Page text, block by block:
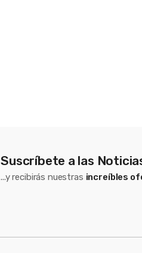
Suscríbete a las
...y recibirás nuestras increíbles